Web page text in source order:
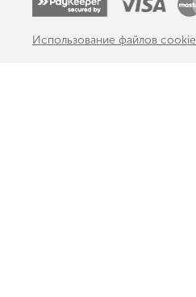
Использование файлов cookie